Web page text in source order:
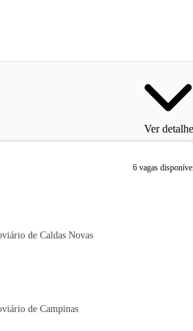
Ver
6 vagas
de Caldas Novas
de Campinas